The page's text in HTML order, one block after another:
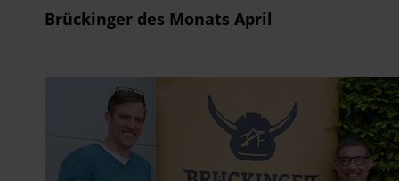
Brückinger des Monats April